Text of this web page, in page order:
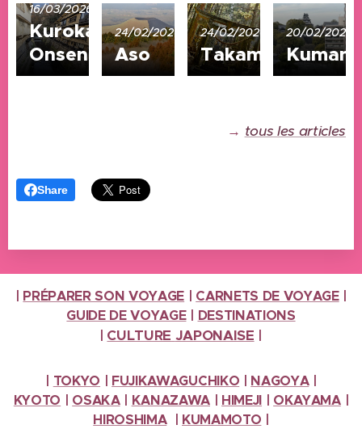
16/03/2026
Kurokawa
Onsen
24/02/2026
Aso
24/02/2026
Takamori
20/02/2026
→ tous les articles
Share
PRÉPARER SON VOYAGE CARNETS DE VOYAGE|
GUIDE DE VOYAGE| DESTINATIONS
CULTURE JAPONAISE |
TOKYO FUJIKAWAGUCHIKO NAGOYA|
KYOTO
OSAKA| KANAZAWA HIMEJI OKAYAMA|
HIROSHIMA| KUMAMOTO